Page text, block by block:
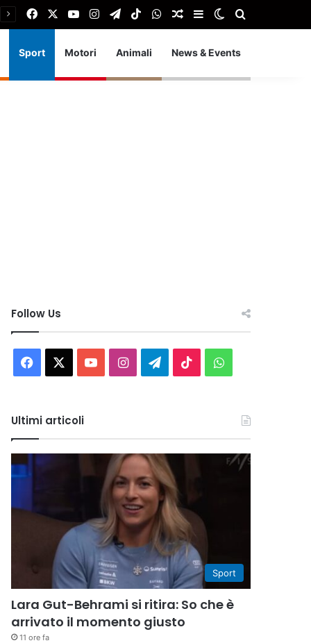
FacebookYou TubeInstagram
TelegramTikTokWhatsApp
Articolo Random
Barra laterale
Cambia aspetto
Sport Motori Animali News & Events
Follow Us
Facebook You InstagramTelegram
TikTokWhatsApp
Ultimi articoli
Sport
Lara Gut-Behrami si ritira: So che è
arrivato il momento giusto
11 ore fa